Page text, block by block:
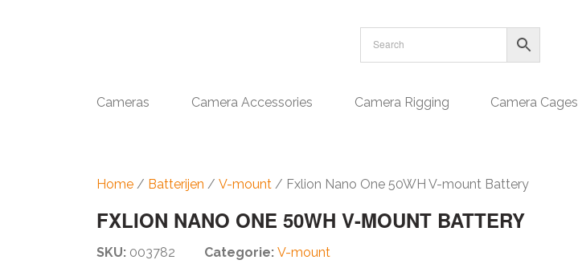
Cameras Camera Accessories Camera Rigging Camera Cages
Home / Batterijen / V-mount / Fxlion Nano One 50WH V-mount Battery
FXLION NANO ONE 50WH V-MOUNT BATTERY
SKU: 003782 Categorie: V-mount